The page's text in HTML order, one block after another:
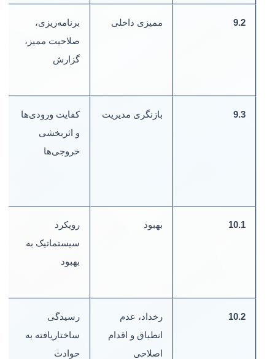
9.2 ممیزی داخلی
برنامه‌ریزی،
صلاحیت ممیز،
گزارش
9.3 بازنگری مدیریت
کفایت ورودی‌ها
و اثربخشی
خروجی‌ها
10.1 بهبود
رویکرد
سیستماتیک به
بهبود
10.2
رخداد، عدم
انطباق و اقدام
اصلاحی
رسیدگی
ساختاریافته به
حوادث